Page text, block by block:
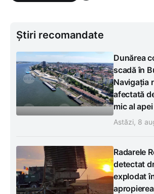
Știri recomandate
Dunărea
scadă în
Navigația
afectată
mic al apei
Astăzi, 8
Radarele
detectat
explodat